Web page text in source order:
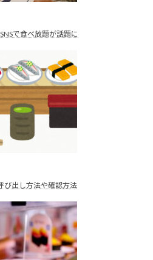
で食べ放題が話題に
び出し方法や確認方法